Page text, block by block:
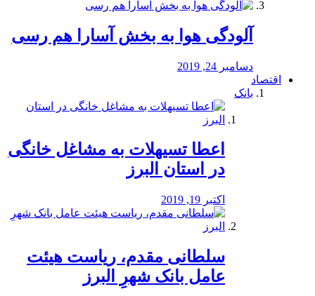
آلودگی هوا به بخش آسارا هم رسی
دسامبر 24, 2019
اقتصاد
بانک
️اعطا تسیهلات به مشاغل خانگی
در استان البرز
اکتبر 19, 2019
سلطانی مقدم، ریاست هیئت
عامل بانک شهرِ البرز